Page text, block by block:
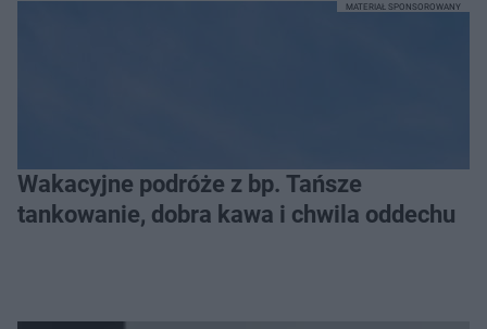
Wakacyjne podróże z bp. Tańsze
tankowanie, dobra kawa i chwila oddechu
MATERIAŁ SPONSOROWANY